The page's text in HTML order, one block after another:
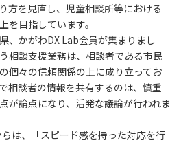
方を見直し、児童相談所等における
を目指しています。
、かがわDX Lab会員が集まりまし
相談支援業務は、相談者である市民
個々の信頼関係の上に成り立ってお
相談者の情報を共有するのは、慎重
が論点になり、活発な議論が行われま
は、「スピード感を持った対応を行